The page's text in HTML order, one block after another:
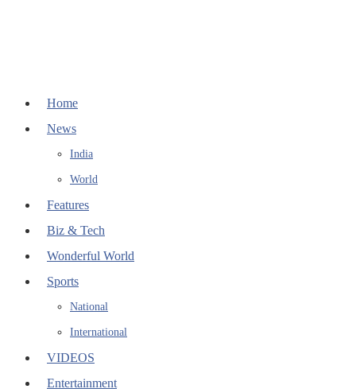
Home
News
India
World
Features
Biz & Tech
Wonderful World
Sports
National
International
VIDEOS
Entertainment